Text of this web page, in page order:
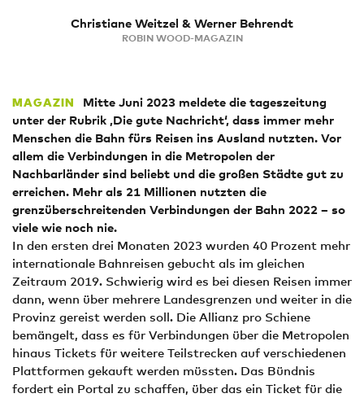
Christiane Weitzel & Werner Behrendt
ROBIN WOOD-MAGAZIN
MAGAZIN
Mitte Juni 2023 meldete die tageszeitung
unter der Rubrik ‚Die gute Nachricht‘, dass immer mehr
Menschen die Bahn fürs Reisen ins Ausland nutzten. Vor
allem die Verbindungen in die Metropolen der
Nachbarländer sind beliebt und die großen Städte gut zu
erreichen. Mehr als 21 Millionen nutzten die
grenzüberschreitenden Verbindungen der Bahn 2022 – so
viele wie noch nie.
In den ersten drei Monaten 2023 wurden 40 Prozent mehr
internationale Bahnreisen gebucht als im gleichen
Zeitraum 2019. Schwierig wird es bei diesen Reisen immer
dann, wenn über mehrere Landesgrenzen und weiter in die
Provinz gereist werden soll. Die Allianz pro Schiene
bemängelt, dass es für Verbindungen über die Metropolen
hinaus Tickets für weitere Teilstrecken auf verschiedenen
Plattformen gekauft werden müssten. Das Bündnis
fordert ein Portal zu schaffen, über das ein Ticket für die